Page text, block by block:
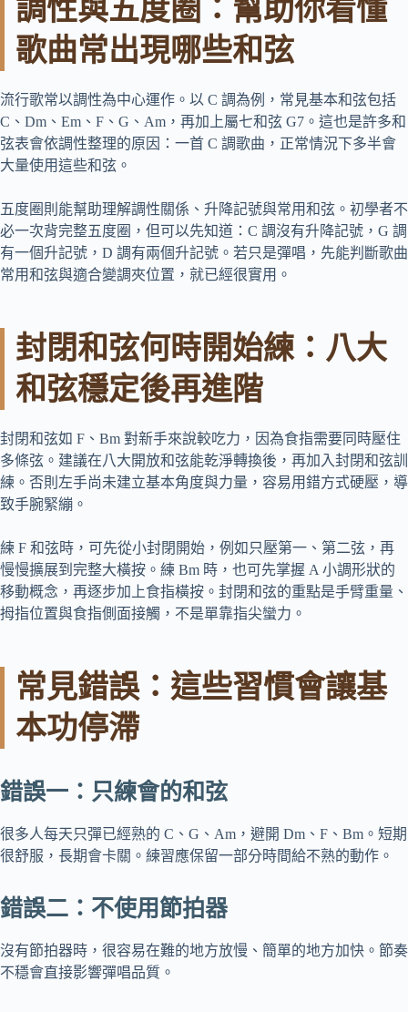
調性與五度圈：幫助你看懂
歌曲常出現哪些和弦
流行歌常以調性為中心運作。以 C 調為例，常見基本和弦包括
C、Dm、Em、F、G、Am，再加上屬七和弦 G7。這也是許多和
弦表會依調性整理的原因：一首 C 調歌曲，正常情況下多半會
大量使用這些和弦。
五度圈則能幫助理解調性關係、升降記號與常用和弦。初學者不
必一次背完整五度圈，但可以先知道：C 調沒有升降記號，G 調
有一個升記號，D 調有兩個升記號。若只是彈唱，先能判斷歌曲
常用和弦與適合變調夾位置，就已經很實用。
封閉和弦何時開始練：八大
和弦穩定後再進階
封閉和弦如 F、Bm 對新手來說較吃力，因為食指需要同時壓住
多條弦。建議在八大開放和弦能乾淨轉換後，再加入封閉和弦訓
練。否則左手尚未建立基本角度與力量，容易用錯方式硬壓，導
致手腕緊繃。
練 F 和弦時，可先從小封閉開始，例如只壓第一、第二弦，再
慢慢擴展到完整大橫按。練 Bm 時，也可先掌握 A 小調形狀的
移動概念，再逐步加上食指橫按。封閉和弦的重點是手臂重量、
拇指位置與食指側面接觸，不是單靠指尖蠻力。
常見錯誤：這些習慣會讓基
本功停滯
錯誤一：只練會的和弦
很多人每天只彈已經熟的 C、G、Am，避開 Dm、F、Bm。短期
很舒服，長期會卡關。練習應保留一部分時間給不熟的動作。
錯誤二：不使用節拍器
沒有節拍器時，很容易在難的地方放慢、簡單的地方加快。節奏
不穩會直接影響彈唱品質。